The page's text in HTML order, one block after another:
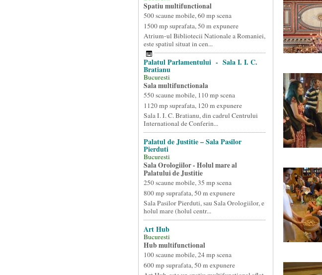
Spatiu multifunctional
500 scaune mobile, 60 mp scena
1500 mp suprafata, 50 m expunere
Atrium-ul Bibliotecii Nationale a Romaniei,
este spatiul situat in cen...
Palatul Parlamentului - Sala I. I. C.
Bratianu
Bucuresti
Sala multifunctionala
550 scaune mobile, 110 mp scena
1120 mp suprafata, 120 m expunere
Sala I. I. C. Bratianu, din cadrul Centrului
International de Conferin...
Palatul de Justitie – Sala Pasilor
Pierduti
Bucuresti
Sala Orologiilor - Holul mare al
Palatului de Justitie
250 scaune mobile, 35 mp scena
800 mp suprafata, 50 m expunere
Sala Pasilor Pierduti, sau Sala Orologiilor, e
holul mare (holul centr...
Art Hub
Bucuresti
Hub multifunctional
100 scaune mobile, 24 mp scena
600 mp suprafata, 50 m expunere